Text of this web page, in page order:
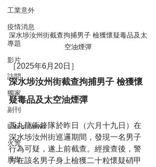
工業意外
疫情消息
專題
影片
訪問
獨家
副刊
Latest News
火警
廣告
深水埗汝州街截查拘捕男子 檢獲懷疑毒品及太
空油煙彈
［2025年6月20日］
深水埗汝州街截查拘捕男子 檢獲懷
疑毒品及太空油煙彈
西九龍衝鋒隊於昨日（六月十九日）在
深水埗汝州街巡邏期間，發現一名男子
行為可疑，遂上前截查。經搜查後，警
方在該名男子身上檢獲二十粒懷疑硝甲